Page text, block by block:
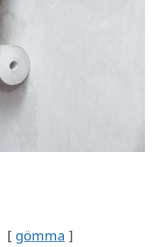
gömma